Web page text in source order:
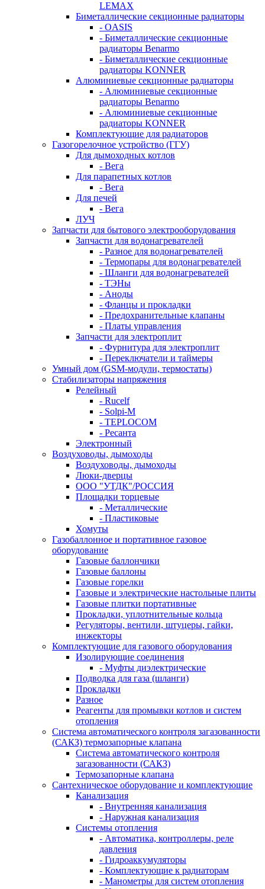
LEMAX
Биметаллические секционные радиаторы
- OASIS
- Биметаллические секционные
радиаторы Benarmo
- Биметаллические секционные
радиаторы KONNER
Алюминиевые секционные радиаторы
- Алюминиевые секционные
радиаторы Benarmo
- Алюминиевые секционные
радиаторы KONNER
Комплектующие для радиаторов
Газогорелочное устройство (ГГУ)
Для дымоходных котлов
- Вега
Для парапетных котлов
- Вега
Для печей
- Вега
ЛУЧ
Запчасти для бытового электрооборудования
Запчасти для водонагревателей
- Разное для водонагревателей
- Термопары для водонагревателей
- Шланги для водонагревателей
- ТЭНы
- Аноды
- Фланцы и прокладки
- Предохранительные клапаны
- Платы управления
Запчасти для электроплит
- Фурнитура для электроплит
- Переключатели и таймеры
Умный дом (GSM-модули, термостаты)
Cтабилизаторы напряжения
Релейный
- Rucelf
- Solpi-M
- TEPLOCOM
- Ресанта
Электронный
Воздуховоды, дымоходы
Воздуховоды, дымоходы
Люки-дверцы
ООО "УТДК"/РОССИЯ
Площадки торцевые
- Металлические
- Пластиковые
Хомуты
Газобаллонное и портативное газовое
оборудование
Газовые баллончики
Газовые баллоны
Газовые горелки
Газовые и электрические настольные плиты
Газовые плитки портативные
Прокладки, уплотнительные кольца
Регуляторы, вентили, штуцеры, гайки,
инжекторы
Комплектующие для газового оборудования
Изолирующие соединения
- Муфты диэлектрические
Подводка для газа (шланги)
Прокладки
Разное
Реагенты для промывки котлов и систем
отопления
Система автоматического контроля загазованности
(САКЗ) термозапорные клапана
Система автоматического контроля
загазованности (САКЗ)
Термозапорные клапана
Сантехническое оборудование и комплектующие
Канализация
- Внутренняя канализация
- Наружная канализация
Системы отопления
- Автоматика, контроллеры, реле
давления
- Гидроаккумуляторы
- Комплектующие к радиаторам
- Манометры для систем отопления